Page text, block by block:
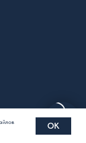
OK
данных